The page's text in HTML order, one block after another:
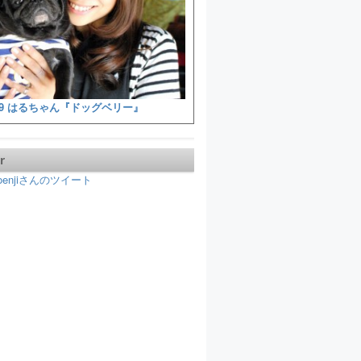
はるちゃん『ドッグベリー』
さんのツイート